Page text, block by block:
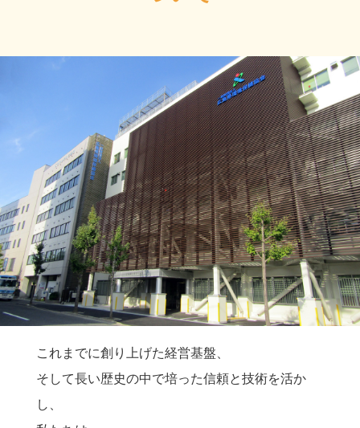
これまでに創り上げた経営基盤、
そして長い歴史の中で培った信頼と技術を活か
し、